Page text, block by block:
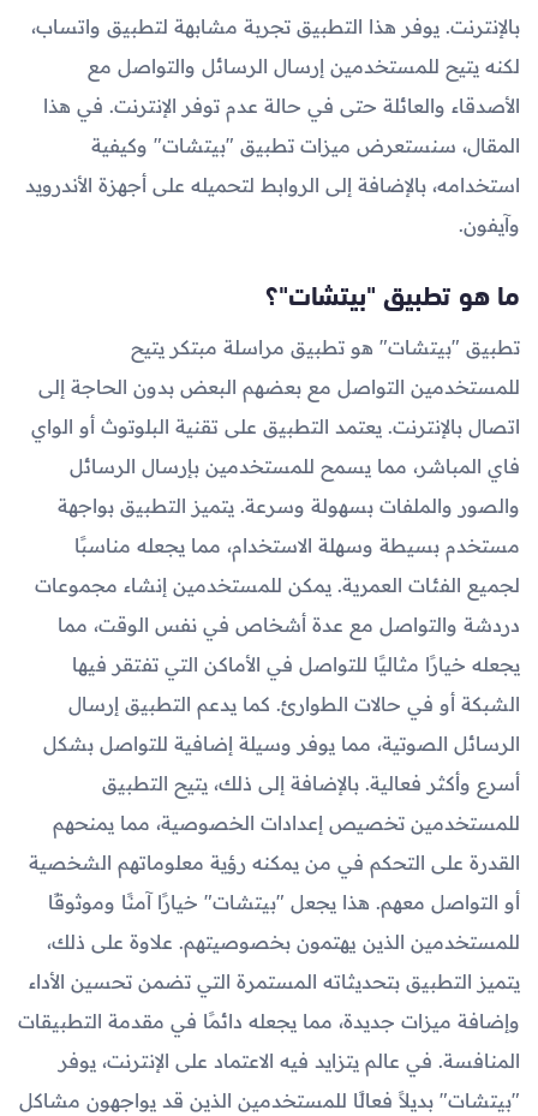
بالإنترنت. يوفر هذا التطبيق تجربة مشابهة لتطبيق واتساب،
لكنه يتيح للمستخدمين إرسال الرسائل والتواصل مع
الأصدقاء والعائلة حتى في حالة عدم توفر الإنترنت. في هذا
المقال، سنستعرض ميزات تطبيق "بيتشات" وكيفية
استخدامه، بالإضافة إلى الروابط لتحميله على أجهزة الأندرويد
وآيفون.
ما هو تطبيق "بيتشات"؟
تطبيق "بيتشات" هو تطبيق مراسلة مبتكر يتيح
للمستخدمين التواصل مع بعضهم البعض بدون الحاجة إلى
اتصال بالإنترنت. يعتمد التطبيق على تقنية البلوتوث أو الواي
فاي المباشر، مما يسمح للمستخدمين بإرسال الرسائل
والصور والملفات بسهولة وسرعة. يتميز التطبيق بواجهة
مستخدم بسيطة وسهلة الاستخدام، مما يجعله مناسبًا
لجميع الفئات العمرية. يمكن للمستخدمين إنشاء مجموعات
دردشة والتواصل مع عدة أشخاص في نفس الوقت، مما
يجعله خيارًا مثاليًا للتواصل في الأماكن التي تفتقر فيها
الشبكة أو في حالات الطوارئ. كما يدعم التطبيق إرسال
الرسائل الصوتية، مما يوفر وسيلة إضافية للتواصل بشكل
أسرع وأكثر فعالية. بالإضافة إلى ذلك، يتيح التطبيق
للمستخدمين تخصيص إعدادات الخصوصية، مما يمنحهم
القدرة على التحكم في من يمكنه رؤية معلوماتهم الشخصية
أو التواصل معهم. هذا يجعل "بيتشات" خيارًا آمنًا وموثوقًا
للمستخدمين الذين يهتمون بخصوصيتهم. علاوة على ذلك،
يتميز التطبيق بتحديثاته المستمرة التي تضمن تحسين الأداء
وإضافة ميزات جديدة، مما يجعله دائمًا في مقدمة التطبيقات
المنافسة. في عالم يتزايد فيه الاعتماد على الإنترنت، يوفر
"بيتشات" بديلاً فعالًا للمستخدمين الذين قد يواجهون مشاكل